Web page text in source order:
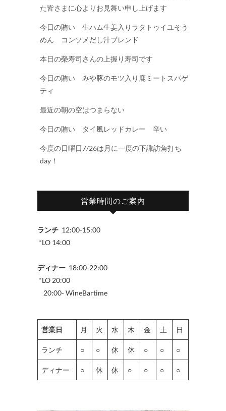
た皆さまに心よりお見舞い申し上げます
今日の賄い 生ハム生姜入りラタトゥイユそう
めん コンソメだし汁ブレンド
本日の榮寿司さんの上握り寿司です
今日の賄い みや豚のモツ入り鹿ミートスパゲ
ティ
最近の朝の空はつまらない
今日の賄い タイ風レッドカレー 辛い
今度の日曜日7/26は月に一度の下諏訪角打ち
day！
営業時間のご案内
ランチ 12:00-15:00
*LO 14:00
ディナー 18:00-22:00
*LO 20:00
20:00- WineBartime
営業日 月 火 水 木 金 土 日
ランチ ○ ○ 休 休 ○ ○ ○
ディナー ○ 休 休 ○ ○ ○ ○